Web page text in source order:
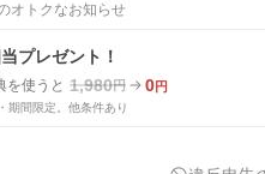
オトクなお知らせ
プレゼント！
を使うと 1,980円 0円
期間限定。他条件あり